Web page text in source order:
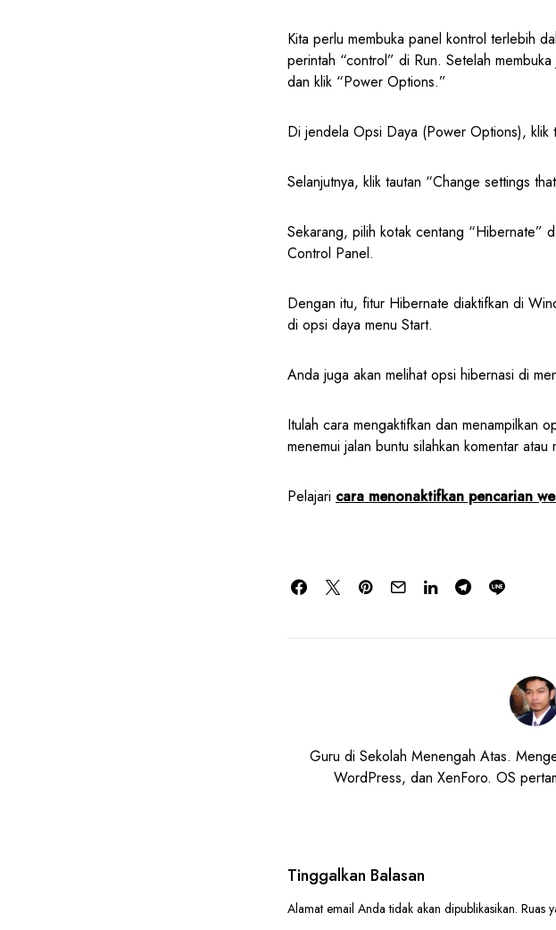
Kita perlu membuka panel kontrol terlebih
perintah “control” di Run. Setelah
dan klik “Power Options.”
Di jendela Opsi Daya (Power Options),
Selanjutnya, klik tautan “Change settings
Sekarang, pilih kotak centang “Hibernate”
Control Panel.
Dengan itu, fitur Hibernate diaktifkan di
di opsi daya menu Start.
Anda juga akan melihat opsi hibernasi di
Itulah cara mengaktifkan dan menampilkan
menemui jalan buntu silahkan komentar atau
Pelajari cara menonaktifkan pencarian
Guru di Sekolah Menengah Atas.
WordPress, dan XenForo. OS
Tinggalkan Balasan
Alamat email Anda tidak akan dipublikasikan. Ruas